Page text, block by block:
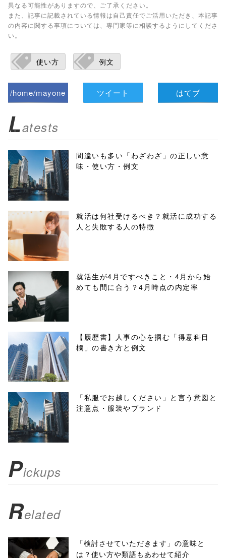
異なる可能性がありますので、ご了承ください。
また、記事に記載されている情報は自己責任でご活用いただき、本記事
の内容に関する事項については、専門家等に相談するようにしてくださ
い。
使い方 例文
/home/mayone
biz.jp/public_ht
ml/wp-
content/themes
/tapbiz_theme/
parts/sns-
buttons.php on
line10
/1040483"
onclick="windo
w.open(this.hre
f, 'Gwindow',
'width=550,
height=450,
menubar=no,
toolbar=no,
scrollbars=yes'
false;"> シェア
ツイート はてブ
Latests
間違いも多い「わざわざ」の正しい意
味・使い方・例文
就活は何社受けるべき？就活に成功する
人と失敗する人の特徴
就活生が4月ですべきこと・4月から始
めても間に合う？4月時点の内定率
【履歴書】人事の心を掴む「得意科目
欄」の書き方と例文
「私服でお越しください」と言う意図と
注意点・服装やブランド
Pickups
Related
「検討させていただきます」の意味と
は？使い方や類語もあわせて紹介